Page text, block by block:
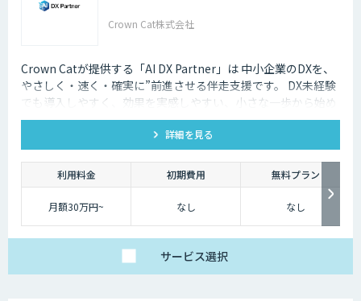
Crown Cat株式会社
Crown Catが提供する「AI DX Partner」は 中小企業のDXを、
やさしく・速く・確実に”前進させる伴走支援です。 DX未経験
でも導入しやすく、効果を実感しやすい、小さな一歩から始め
るDX支援サービスです。 AI DX Partnerは、大手企業のDX支援
で培ったノウハウをベースに、 地方・中小企業のための“現実
的なDX”を設計・実装・運用まで一貫して支援いたします。 私
たちは、コンサル×開発×AIの力で、現場に寄り添った 『ちょ
うどいいDX』を実現します。
詳細を見る
利用料金 初期費用 無料プラン
月額30万円~ なし なし
サービス選択